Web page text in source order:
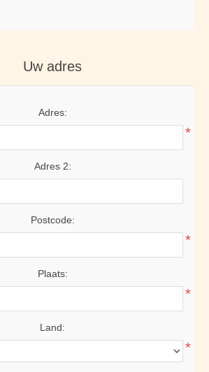
Uw adres
Adres:
*
Adres 2:
Postcode:
*
Plaats:
*
Land:
*